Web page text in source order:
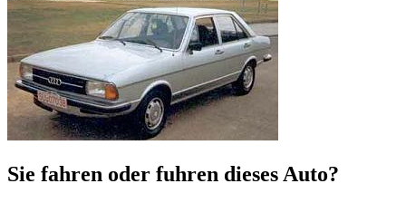
Sie fahren oder fuhren dieses Auto?